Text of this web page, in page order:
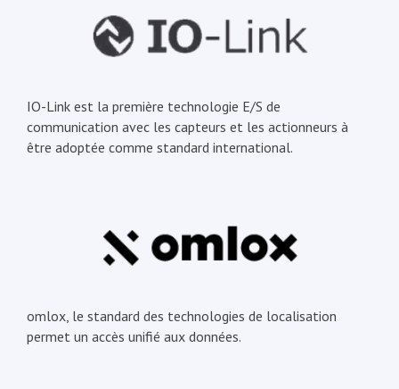
IO-Link est la première technologie E/S de
communication avec les capteurs et les actionneurs à
être adoptée comme standard international.
omlox, le standard des technologies de localisation
permet un accès unifié aux données.